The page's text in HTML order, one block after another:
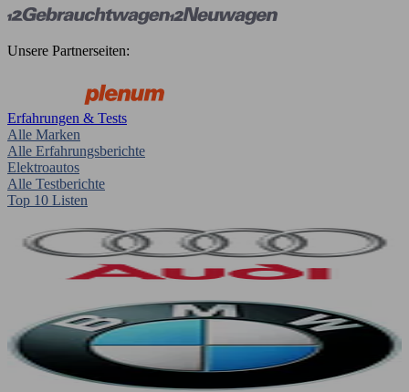
Unsere Partnerseiten:
Erfahrungen & Tests
Alle Marken
Alle Erfahrungsberichte
Elektroautos
Alle Testberichte
Top 10 Listen